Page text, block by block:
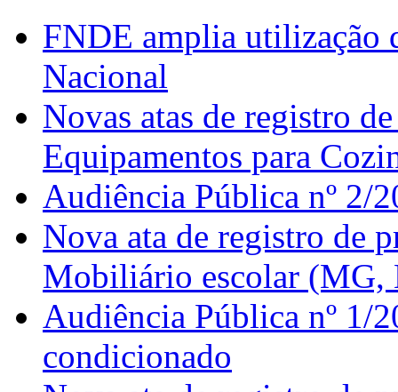
FNDE amplia utilização
Nacional
Novas atas de registro
Equipamentos para
Audiência Pública nº 2/
Nova ata de registro de
Mobiliário escolar (MG,
Audiência Pública nº 1/
condicionado